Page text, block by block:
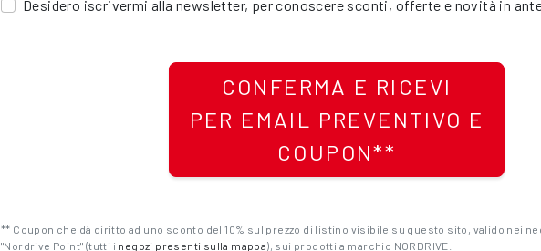
Desidero iscrivermi alla newsletter, per conoscere sconti, offerte e novità in
CONFERMA E RICEVI
PER EMAIL PREVENTIVO E
COUPON**
** Coupon che dà diritto ad uno sconto del 10% sul prezzo di listino visibile su questo sito, valido nei
"Nordrive Point" (tutti i negozi presenti sulla mappa), sui prodotti a marchio NORDRIVE.